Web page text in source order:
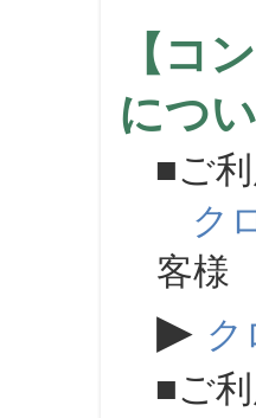
【コ
につ
■ご利
ク
客様
▶ ク
■ご利